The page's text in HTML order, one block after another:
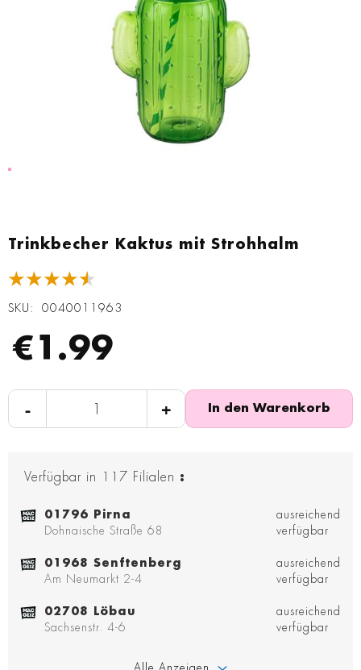
Trinkbecher Kaktus mit Strohhalm
★★★★★
SKU 0040011963
€1.99
- + In den Warenkorb
Verfügbar in 117 Filialen :
01796 Pirna
Dohnaische Straße 68
ausreichend
verfügbar
01968 Senftenberg
Am Neumarkt 2-4
ausreichend
verfügbar
02708 Löbau
Sachsenstr. 4-6
ausreichend
verfügbar
Anfang
Bildgalerie